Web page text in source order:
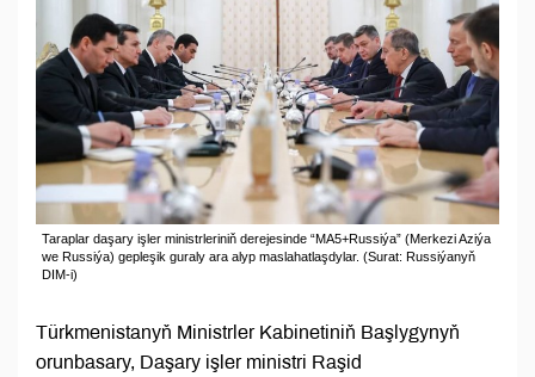
Taraplar daşary işler ministrleriniň derejesinde “MA5+Russiýa” (Merkezi Aziýa
we Russiýa) gepleşik guraly ara alyp maslahatlaşdylar. (Surat: Russiýanyň
DIM-i)
Türkmenistanyň Ministrler Kabinetiniň Başlygynyň
orunbasary, Daşary işler ministri Raşid